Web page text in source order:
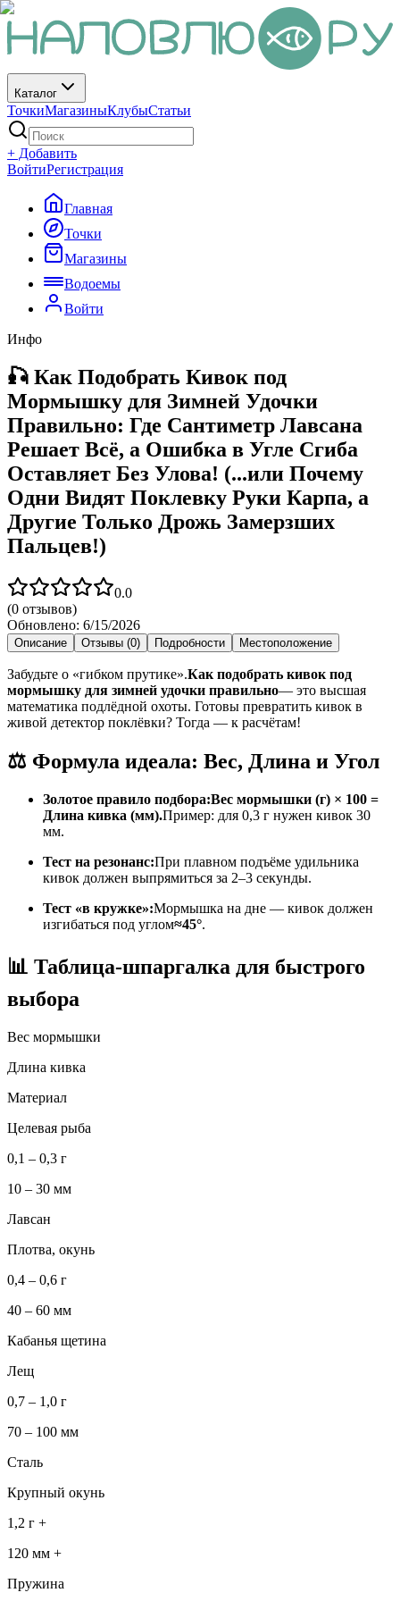
Каталог
ТочкиМагазиныКлубыСтатьи
+ Добавить
ВойтиРегистрация
Главная
Точки
Магазины
Водоемы
Войти
Инфо
🎣 Как Подобрать Кивок под
Мормышку для Зимней Удочки
Правильно: Где Сантиметр Лавсана
Решает Всё, а Ошибка в Угле Сгиба
Оставляет Без Улова! (...или Почему
Одни Видят Поклевку Руки Карпа, а
Другие Только Дрожь Замерзших
Пальцев!)
0.0
(0 отзывов)
Обновлено: 6/15/2026
Описание Отзывы (0) Подробности Местоположение
Забудьте о «гибком прутике».Как подобрать кивок под
мормышку для зимней удочки правильно— это высшая
математика подлёдной охоты. Готовы превратить кивок в
живой детектор поклёвки? Тогда — к расчётам!
⚖️ Формула идеала: Вес, Длина и Угол
Золотое правило подбора:Вес мормышки (г) × 100 =
Длина кивка (мм).Пример: для 0,3 г нужен кивок 30
мм.
Тест на резонанс:При плавном подъёме удильника
кивок должен выпрямиться за 2–3 секунды.
Тест «в кружке»:Мормышка на дне — кивок должен
изгибаться под углом≈45°.
📊 Таблица-шпаргалка для быстрого
выбора
Вес мормышки
Длина кивка
Материал
Целевая рыба
0,1 – 0,3 г
10 – 30 мм
Лавсан
Плотва, окунь
0,4 – 0,6 г
40 – 60 мм
Кабанья щетина
Лещ
0,7 – 1,0 г
70 – 100 мм
Сталь
Крупный окунь
1,2 г +
120 мм +
Пружина